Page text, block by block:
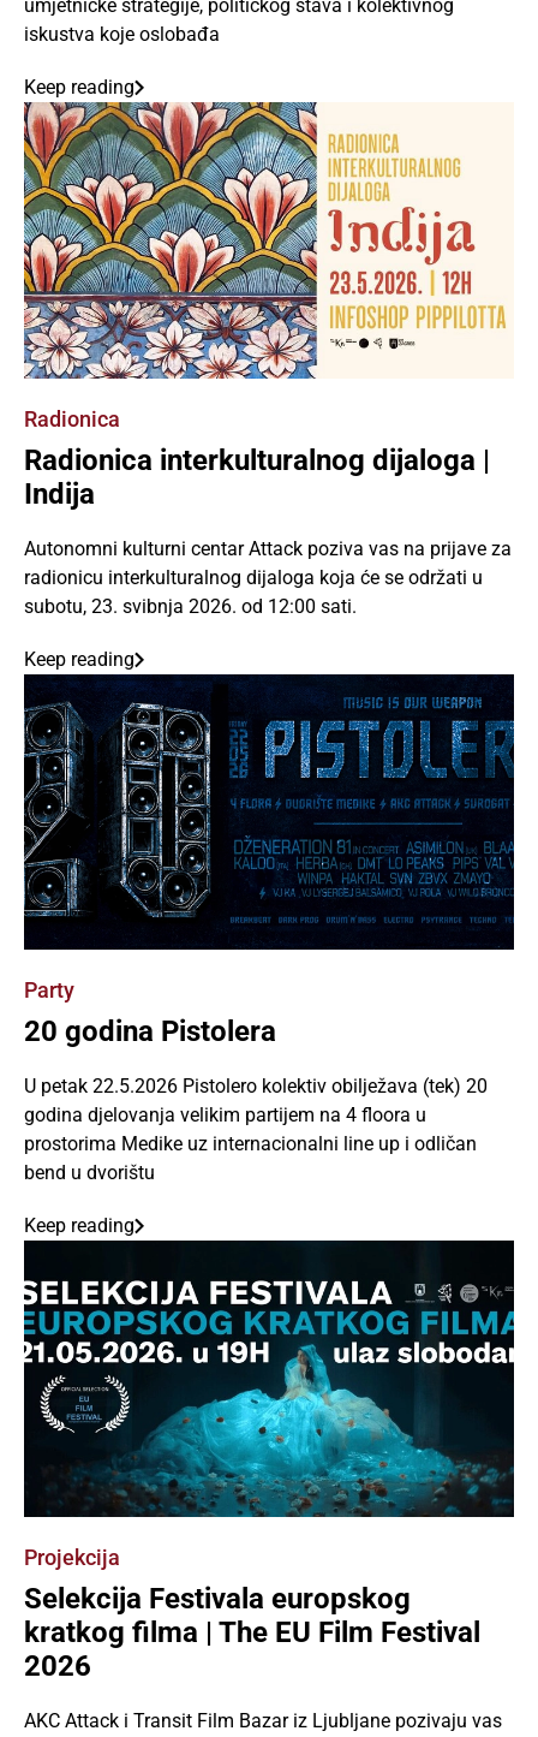
umjetničke strategije, političkog stava i kolektivnog
iskustva koje oslobađa
Keep reading
Radionica
Radionica interkulturalnog dijaloga |
Indija
Autonomni kulturni centar Attack poziva vas na prijave za
radionicu interkulturalnog dijaloga koja će se održati u
subotu, 23. svibnja 2026. od 12:00 sati.
Keep reading
Party
20 godina Pistolera
U petak 22.5.2026 Pistolero kolektiv obilježava (tek) 20
godina djelovanja velikim partijem na 4 floora u
prostorima Medike uz internacionalni line up i odličan
bend u dvorištu
Keep reading
Projekcija
Selekcija Festivala europskog
kratkog filma | The EU Film Festival
2026
AKC Attack i Transit Film Bazar iz Ljubljane pozivaju vas